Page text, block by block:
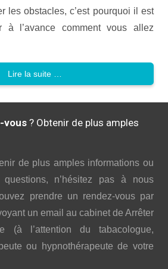
les obstacles, c’est pourquoi il est
à l’avance comment vous allez
Lire la suite …
vous? Obtenir de plus amples
de plus amples informations ou
n’hésitez pas à nous
prendre un rendez-vous par
un email au cabinet de Arrêter
(à l’attention du tabacologue,
ou hypnothérapeute de votre